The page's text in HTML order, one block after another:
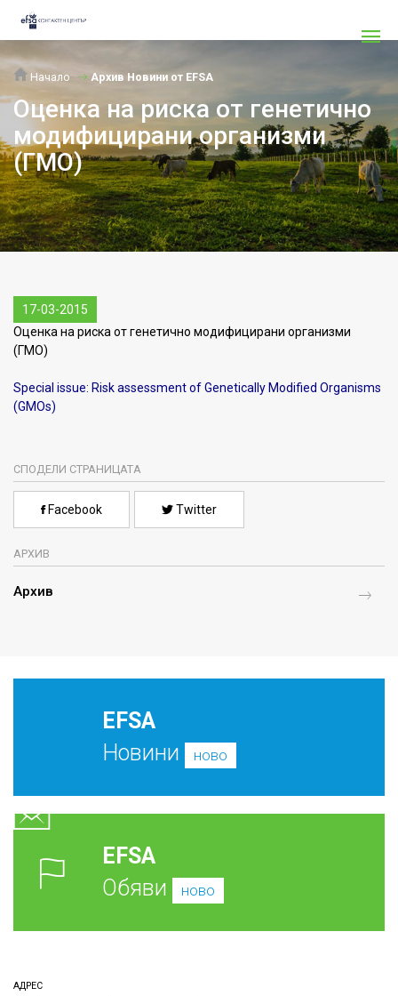
Начало Архив Новини от EFSA
Оценка на риска от генетично
модифицирани организми
(ГМО)
17-03-2015
Оценка на риска от генетично модифицирани организми
(ГМО)
Special issue: Risk assessment of Genetically Modified Organisms
(GMOs)
СПОДЕЛИ СТРАНИЦАТА
Facebook Twitter
АРХИВ
Архив
EFSA
Новини
ново
EFSA
Обяви
ново
АДРЕС